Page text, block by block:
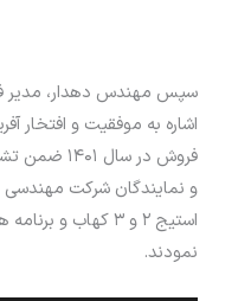
سپس مهندس دهدار، مدیر
اشاره به موفقیت و افتخار
فروش در سال
و نمایندگان شرکت مهندسی
استیج ۲ و ۳ کهاب
نمودند.